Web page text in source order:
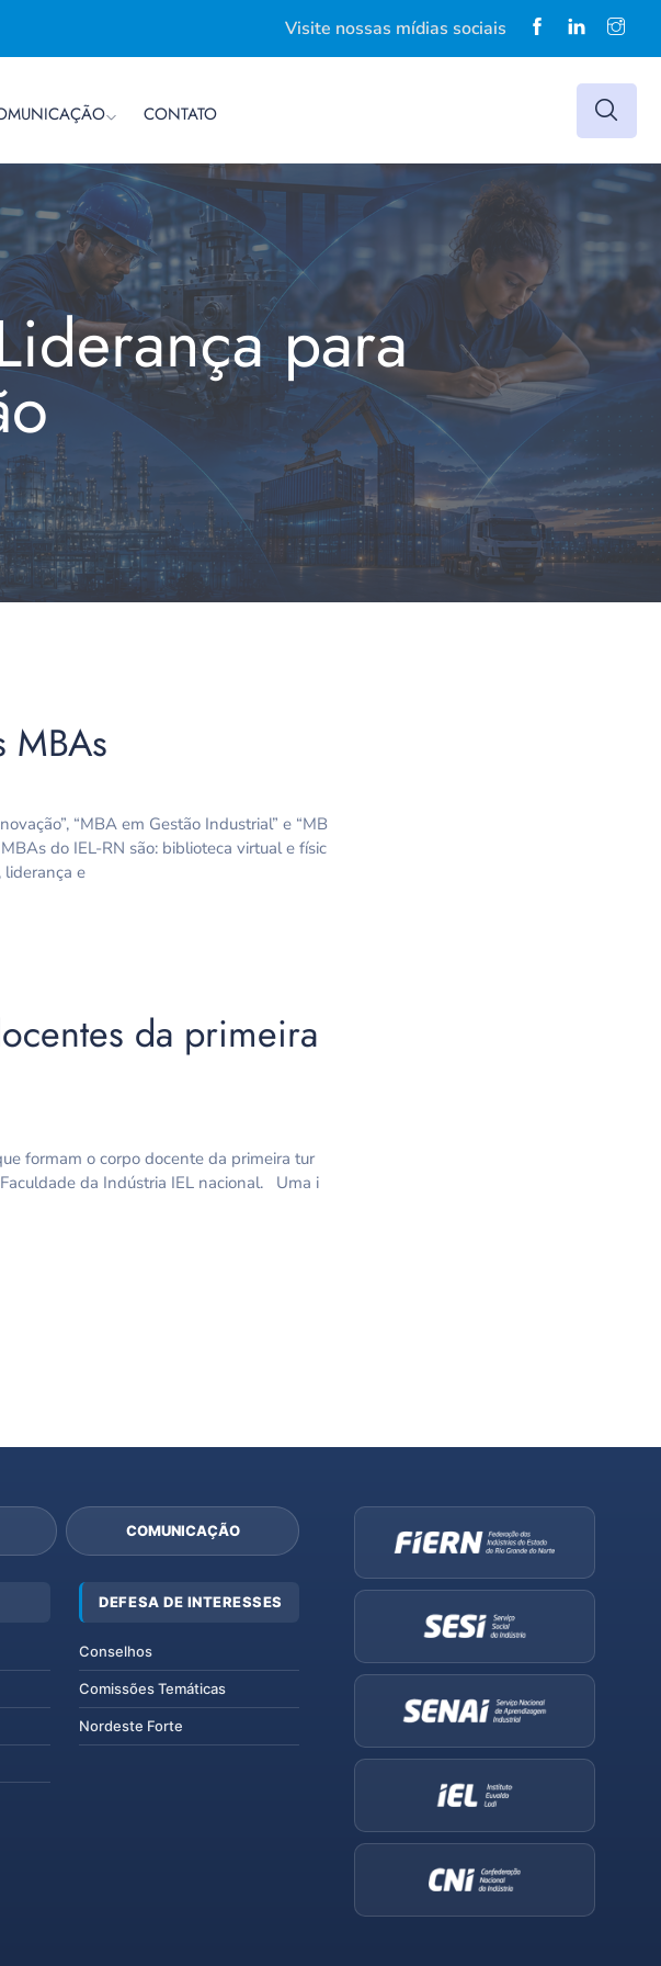
Visite nossas mídias sociais
CONTATO
para
MBAs
“MBA em Gestão Industrial” e “MB
do IEL-RN são: biblioteca virtual e físic
liderança e
da primeira
formam o corpo docente da primeira tur
da Indústria IEL nacional. Uma i
COMUNICAÇÃO
DEFESA DE INTERESSES
Conselhos
Comissões Temáticas
Nordeste Forte